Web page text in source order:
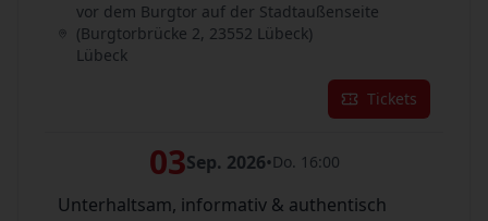
vor dem Burgtor auf der Stadtaußenseite
(Burgtorbrücke 2, 23552 Lübeck)
Lübeck
Tickets
03Sep. 2026•Do. 16:00
Unterhaltsam, informativ & authentisch